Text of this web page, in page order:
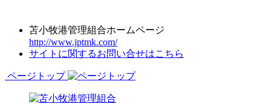
苫小牧港管理組合ホームページ
http://www.jptmk.com/
サイトに関するお問い合せはこちら
ページトップ